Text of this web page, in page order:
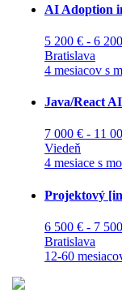
AI Adoption
5 200 € - 6
Bratislava
4 mesiacov s
Java/React
7 000 € - 11
Viedeň
4 mesiace s
Projektový
6 500 € - 7
Bratislava
12-60